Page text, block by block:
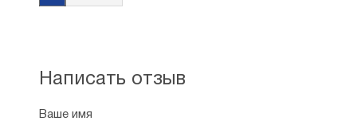
Написать отзыв
Ваше имя